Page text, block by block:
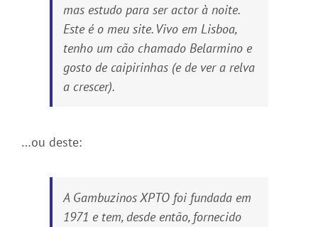
mas estudo para ser actor à noite.
Este é o meu site. Vivo em Lisboa,
tenho um cão chamado Belarmino e
gosto de caipirinhas (e de ver a relva
a crescer).
…ou deste:
A Gambuzinos XPTO foi fundada em
1971 e tem, desde então, fornecido